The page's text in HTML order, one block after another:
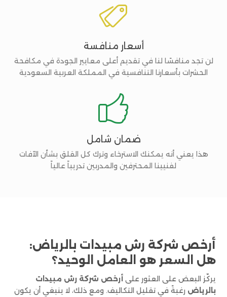

أسعار منافسة
لن تجد منافسًا لنا في تقديم أعلى معايير الجودة في مكافحة
الحشرات بأسعارنا التنافسية في المملكة العربية السعودية

ضمان شامل
هذا يعني أنه يمكنك الاسترخاء وترك كل القلق بشأن الآفات
لفنيينا المحترفين والمدربين تدريباً عالياً
أرخص شركة رش مبيدات بالرياض:
هل السعر هو العامل الوحيد؟
يركّز البعض على العثور على أرخص شركة رش مبيدات
بالرياض رغبةً في تقليل التكاليف. ومع ذلك، لا ينبغي أن يكون